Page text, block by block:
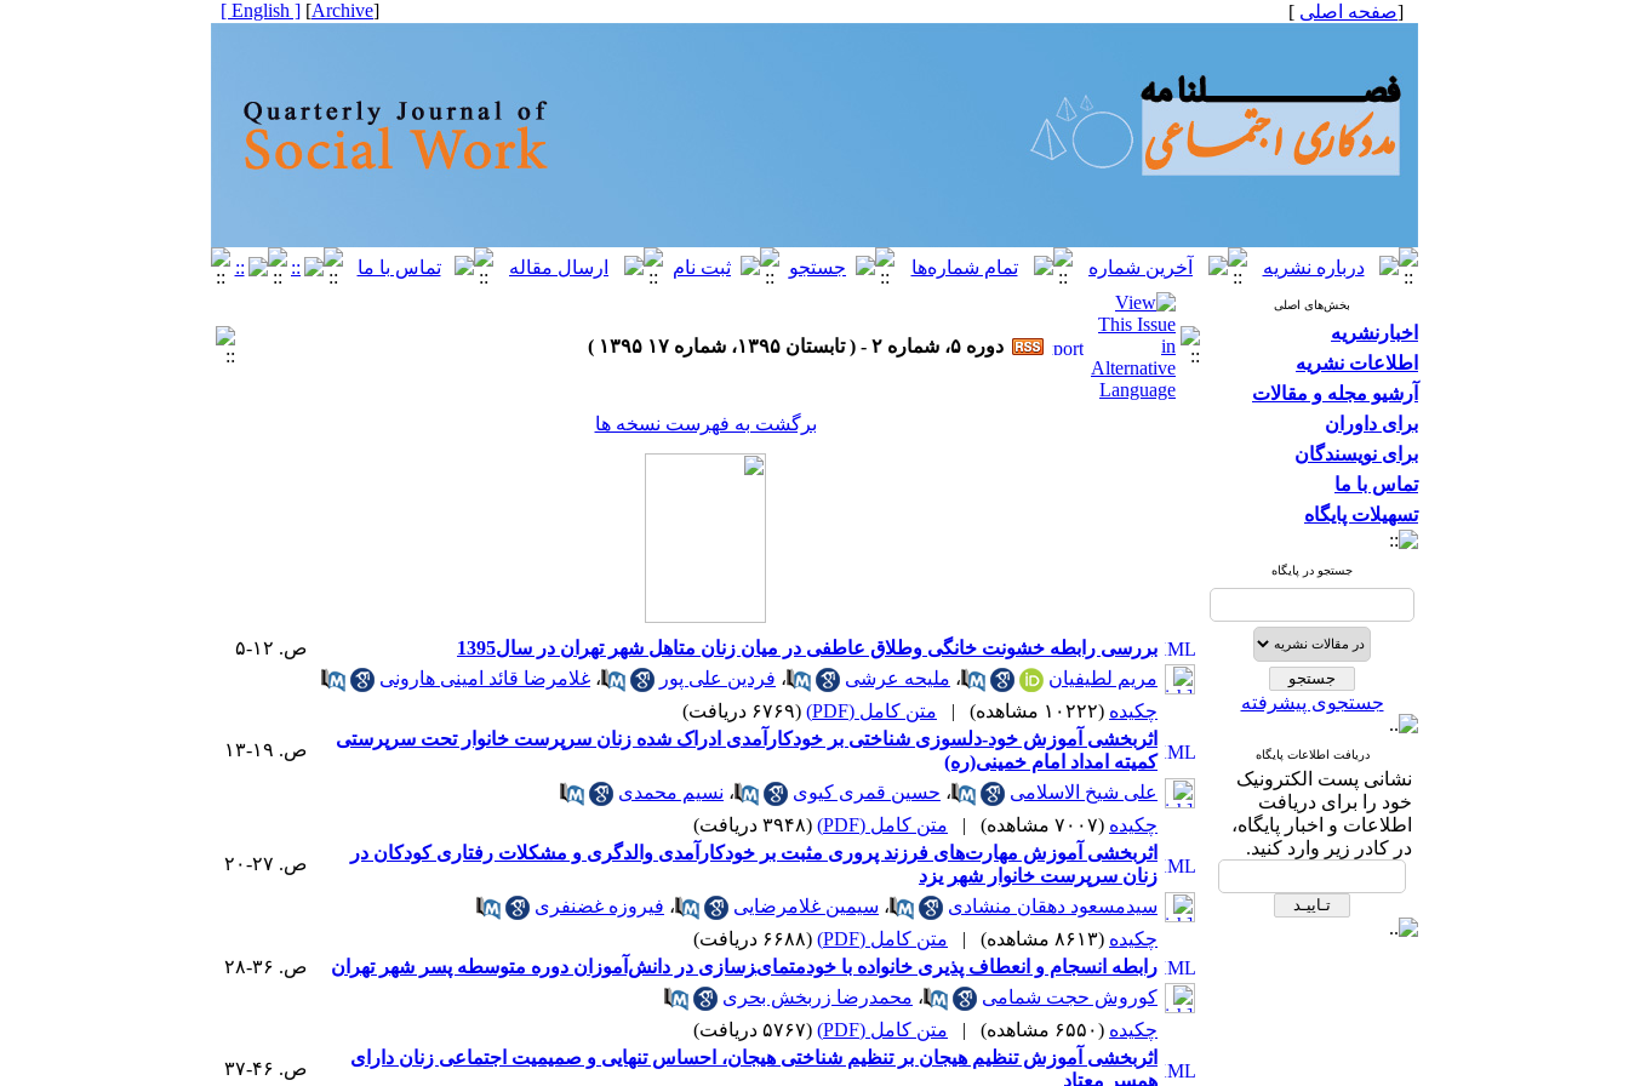
[صفحه اصلی ]
[
Archive
]
[ English ]
بخش‌های اصلی
اخبارنشریه
اطلاعات نشریه
آرشیو مجله و مقالات
برای داوران
برای نویسندگان
تماس با ما
تسهیلات پایگاه
جستجو در پایگاه
جستجوی پیشرفته
دریافت اطلاعات پایگاه
نشانی پست الکترونیک
خود را برای دریافت
اطلاعات و اخبار پایگاه،
در کادر زیر وارد کنید.
دوره ۵، شماره ۲ - ( تابستان ۱۳۹۵، شماره ۱۷ ۱۳۹۵ )
برگشت به فهرست نسخه ها
بررسی رابطه خشونت خانگی وطلاق عاطفی در میان زنان متاهل شهر تهران در سال1395
ص. ۱۲-۵
مریم لطیفیان
، ملیحه عرشی ، فردین علی پور ، غلامرضا قائد امینی هارونی
چکیده (۱۰۲۲۲ مشاهده) | متن کامل (PDF)
(۶۷۶۹ دریافت)
اثربخشی آموزش خود-دلسوزی شناختی بر خودکارآمدی ادراک شده زنان سرپرست خانوار تحت سرپرستی
کمیته امداد امام خمینی(ره)
ص. ۱۹-۱۳
علی شیخ الاسلامی ، حسین قمری کیوی ، نسیم محمدی
چکیده (۷۰۰۷ مشاهده) | متن کامل (PDF)
(۳۹۴۸ دریافت)
اثربخشی آموزش مهارت‌های فرزند پروری مثبت بر خودکارآمدی والدگری و مشکلات رفتاری کودکان در
زنان سرپرست خانوار شهر یزد
ص. ۲۷-۲۰
سیدمسعود دهقان منشادی ، سیمین غلامرضایی ، فیروزه غضنفری
چکیده (۸۶۱۳ مشاهده) | متن کامل (PDF)
(۶۶۸۸ دریافت)
راﺑﻄﻪ اﻧﺴﺠﺎم و اﻧﻌﻄﺎف ﭘﺬیری ﺧﺎﻧﻮاده ﺑﺎ ﺧﻮدﻣﺘﻤﺎیﺰﺳﺎزی در داﻧﺶ‌آﻣﻮزان دوره متوسطه ﭘﺴﺮ شهر تهران
ص. ۳۶-۲۸
کوروش حجت شمامی
، محمدرضا زربخش بحری
چکیده (۶۵۵۰ مشاهده) | متن کامل (PDF)
(۵۷۶۷ دریافت)
اثربخشی آموزش تنظیم هیجان بر تنظیم شناختی هیجان، احساس تنهایی و صمیمیت اجتماعی زنان دارای
همسر معتاد
ص. ۴۶-۳۷